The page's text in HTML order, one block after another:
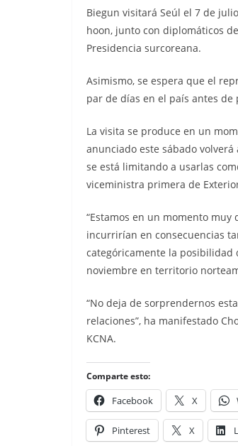
Biegun visitará Seúl el 7 de
hoon, junto con diplomáticos
Presidencia surcoreana.
Asimismo, se espera que el
par de días en el país antes de
La visita se produce en un
anunciado este sábado
se está limitando a usarlas
viceministra primera de
“Estamos en un momento
incurrirían en consecuencias
categóricamente la posibilidad
noviembre en territorio
“No deja de sorprendernos
relaciones”, ha manifestado
KCNA.
Comparte esto:
Facebook X
Pinterest X